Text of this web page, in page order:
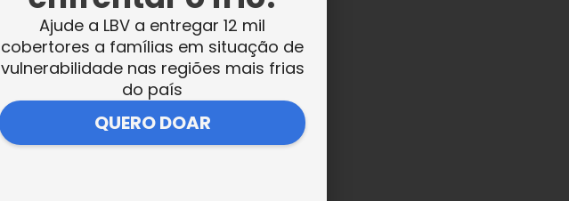
Ajude a LBV a entregar 12 mil
cobertores a famílias em situação de
vulnerabilidade nas regiões mais frias
do país
QUERO DOAR